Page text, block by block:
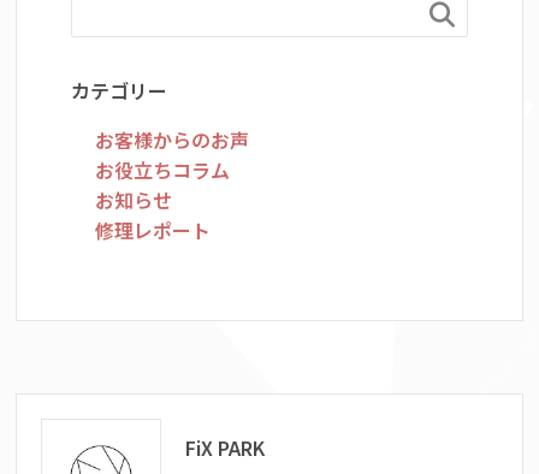

カテゴリー
お客様からのお声
お役立ちコラム
お知らせ
修理レポート
FiX PARK